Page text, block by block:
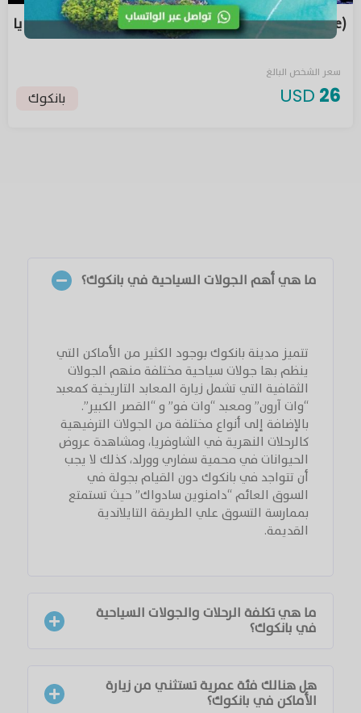
(River Star cruise) رحلة عشاء رومانسي على نهر شاوفرايا
سعر الشخص البالغ
26
USD بانكوك
ما هي أهم الجولات السياحية في بانكوك؟
تتميز مدينة بانكوك بوجود الكثير من الأماكن التي
ينظم بها جولات سياحية مختلفة منهم الجولات
الثقافية التي تشمل زيارة المعابد التاريخية كمعبد
“وات آرون” ومعبد “وات فو” و “القصر الكبير”.
بالإضافة إلى أنواع مختلفة من الجولات الترفيهية
كالرحلات النهرية في الشاوفريا، ومشاهدة عروض
الحيوانات في محمية سفاري وورلد، كذلك لا يجب
أن تتواجد في بانكوك دون القيام بجولة في
السوق العائم “دامنوين سادواك” حيث تستمتع
بممارسة التسوق علي الطريقة التايلاندية
القديمة.
ما هي تكلفة الرحلات والجولات السياحية
في بانكوك؟
هل هنالك فئة عمرية تستثني من زيارة
الأماكن في بانكوك؟